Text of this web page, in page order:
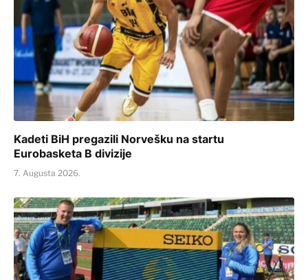
Kadeti BiH pregazili Norvešku na startu
Eurobasketa B divizije
7. Augusta 2026.